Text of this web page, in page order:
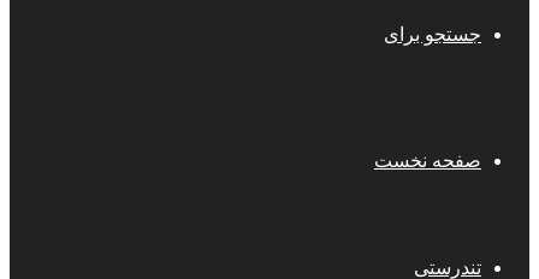
جستجو برای
صفحه نخست
تندرستی